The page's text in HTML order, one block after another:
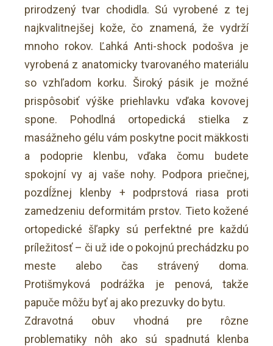
prirodzený tvar chodidla. Sú vyrobené z tej
najkvalitnejšej kože, čo znamená, že vydrží
mnoho rokov. Ľahká Anti-shock podošva je
vyrobená z anatomicky tvarovaného materiálu
so vzhľadom korku. Široký pásik je možné
prispôsobiť výške priehlavku vďaka kovovej
spone. Pohodlná ortopedická stielka z
masážneho gélu vám poskytne pocit mäkkosti
a podoprie klenbu, vďaka čomu budete
spokojní vy aj vaše nohy. Podpora priečnej,
pozdĺžnej klenby + podprstová riasa proti
zamedzeniu deformitám prstov. Tieto kožené
ortopedické šľapky sú perfektné pre každú
príležitosť – či už ide o pokojnú prechádzku po
meste alebo čas strávený doma.
Protišmyková podrážka je penová, takže
papuče môžu byť aj ako prezuvky do bytu.
Zdravotná obuv vhodná pre rôzne
problematiky nôh ako sú spadnutá klenba